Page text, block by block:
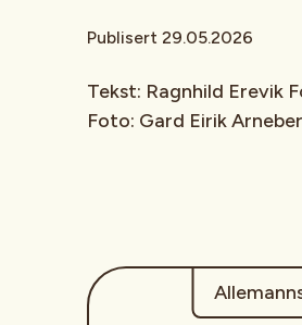
Publisert 29.05.2026
Tekst: Ragnhild Erevik
Foto: Gard Eirik